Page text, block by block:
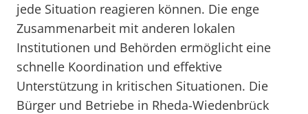
jede Situation reagieren können. Die enge
Zusammenarbeit mit anderen lokalen
Institutionen und Behörden ermöglicht eine
schnelle Koordination und effektive
Unterstützung in kritischen Situationen. Die
Bürger und Betriebe in Rheda-Wiedenbrück